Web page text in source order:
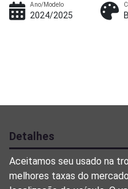
Ano/Modelo
2024/2025
Detalhes
Aceitamos seu usado na
melhores taxas do